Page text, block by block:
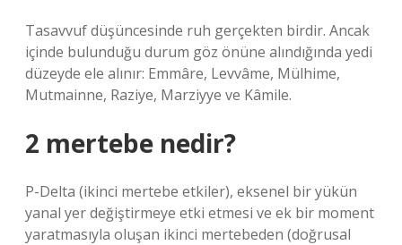
Tasavvuf düşüncesinde ruh gerçekten birdir. Ancak
içinde bulunduğu durum göz önüne alındığında yedi
düzeyde ele alınır: Emmâre, Levvâme, Mülhime,
Mutmainne, Raziye, Marziyye ve Kâmile.
2 mertebe nedir?
P-Delta (ikinci mertebe etkiler), eksenel bir yükün
yanal yer değiştirmeye etki etmesi ve ek bir moment
yaratmasıyla oluşan ikinci mertebeden (doğrusal